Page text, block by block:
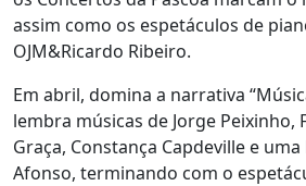
assim como os espetáculos de
OJM&Ricardo Ribeiro.
Em abril, domina a narrativa
lembra músicas de Jorge Peixinho,
Graça, Constança Capdeville e
Afonso, terminando com o